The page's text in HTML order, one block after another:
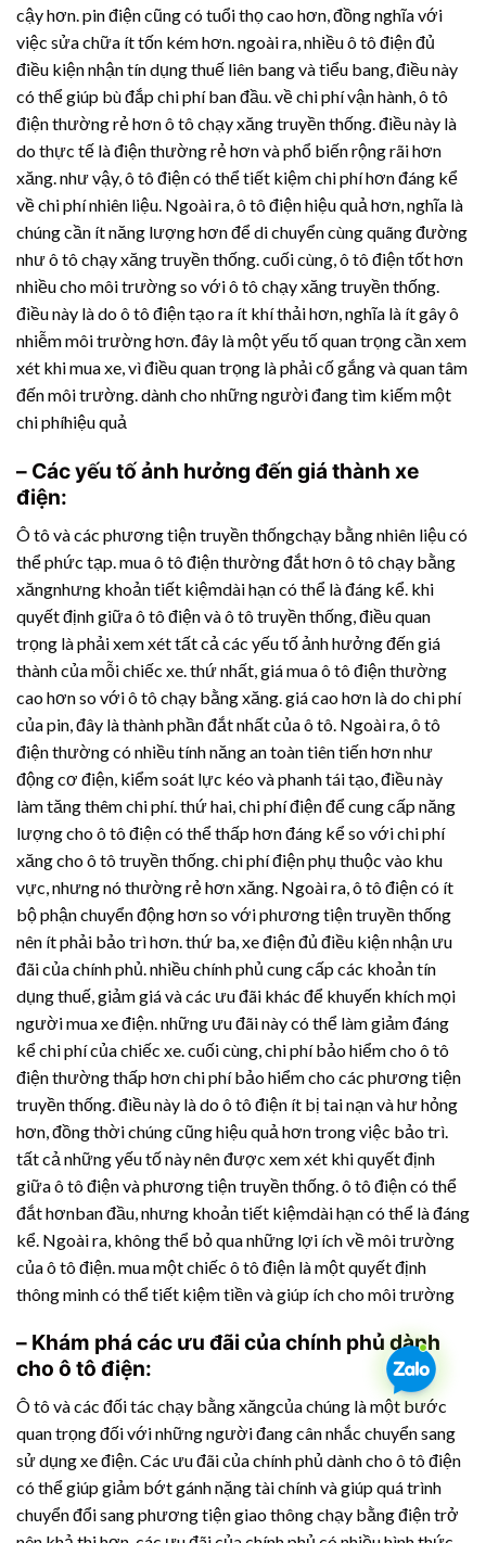
cậy hơn. pin điện cũng có tuổi thọ cao hơn, đồng nghĩa với
việc sửa chữa ít tốn kém hơn. ngoài ra, nhiều ô tô điện đủ
điều kiện nhận tín dụng thuế liên bang và tiểu bang, điều này
có thể giúp bù đắp chi phí ban đầu. về chi phí vận hành, ô tô
điện thường rẻ hơn ô tô chạy xăng truyền thống. điều này là
do thực tế là điện thường rẻ hơn và phổ biến rộng rãi hơn
xăng. như vậy, ô tô điện có thể tiết kiệm chi phí hơn đáng kể
về chi phí nhiên liệu. Ngoài ra, ô tô điện hiệu quả hơn, nghĩa là
chúng cần ít năng lượng hơn để di chuyển cùng quãng đường
như ô tô chạy xăng truyền thống. cuối cùng, ô tô điện tốt hơn
nhiều cho môi trường so với ô tô chạy xăng truyền thống.
điều này là do ô tô điện tạo ra ít khí thải hơn, nghĩa là ít gây ô
nhiễm môi trường hơn. đây là một yếu tố quan trọng cần xem
xét khi mua xe, vì điều quan trọng là phải cố gắng và quan tâm
đến môi trường. dành cho những người đang tìm kiếm một
chi phíhiệu quả
– Các yếu tố ảnh hưởng đến giá thành xe
điện:
Ô tô và các phương tiện truyền thốngchạy bằng nhiên liệu có
thể phức tạp. mua ô tô điện thường đắt hơn ô tô chạy bằng
xăngnhưng khoản tiết kiệmdài hạn có thể là đáng kể. khi
quyết định giữa ô tô điện và ô tô truyền thống, điều quan
trọng là phải xem xét tất cả các yếu tố ảnh hưởng đến giá
thành của mỗi chiếc xe. thứ nhất, giá mua ô tô điện thường
cao hơn so với ô tô chạy bằng xăng. giá cao hơn là do chi phí
của pin, đây là thành phần đắt nhất của ô tô. Ngoài ra, ô tô
điện thường có nhiều tính năng an toàn tiên tiến hơn như
động cơ điện, kiểm soát lực kéo và phanh tái tạo, điều này
làm tăng thêm chi phí. thứ hai, chi phí điện để cung cấp năng
lượng cho ô tô điện có thể thấp hơn đáng kể so với chi phí
xăng cho ô tô truyền thống. chi phí điện phụ thuộc vào khu
vực, nhưng nó thường rẻ hơn xăng. Ngoài ra, ô tô điện có ít
bộ phận chuyển động hơn so với phương tiện truyền thống
nên ít phải bảo trì hơn. thứ ba, xe điện đủ điều kiện nhận ưu
đãi của chính phủ. nhiều chính phủ cung cấp các khoản tín
dụng thuế, giảm giá và các ưu đãi khác để khuyến khích mọi
người mua xe điện. những ưu đãi này có thể làm giảm đáng
kể chi phí của chiếc xe. cuối cùng, chi phí bảo hiểm cho ô tô
điện thường thấp hơn chi phí bảo hiểm cho các phương tiện
truyền thống. điều này là do ô tô điện ít bị tai nạn và hư hỏng
hơn, đồng thời chúng cũng hiệu quả hơn trong việc bảo trì.
tất cả những yếu tố này nên được xem xét khi quyết định
giữa ô tô điện và phương tiện truyền thống. ô tô điện có thể
đắt hơnban đầu, nhưng khoản tiết kiệmdài hạn có thể là đáng
kể. Ngoài ra, không thể bỏ qua những lợi ích về môi trường
của ô tô điện. mua một chiếc ô tô điện là một quyết định
thông minh có thể tiết kiệm tiền và giúp ích cho môi trường
– Khám phá các ưu đãi của chính phủ dành
cho ô tô điện:
Ô tô và các đối tác chạy bằng xăngcủa chúng là một bước
quan trọng đối với những người đang cân nhắc chuyển sang
sử dụng xe điện. Các ưu đãi của chính phủ dành cho ô tô điện
có thể giúp giảm bớt gánh nặng tài chính và giúp quá trình
chuyển đổi sang phương tiện giao thông chạy bằng điện trở